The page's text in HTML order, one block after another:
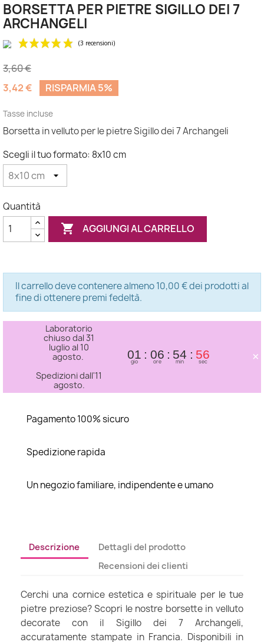
BORSETTA PER PIETRE SIGILLO DEI 7
ARCHANGELI
(3 recensioni)
3,60 €
3,42 €
RISPARMIA 5%
Tasse incluse
Borsetta in velluto per le pietre Sigillo dei 7 Archangeli
Scegli il tuo formato: 8x10 cm
Quantità
 AGGIUNGI AL CARRELLO
Il carrello deve contenere almeno 10,00 € dei prodotti al
fine di ottenere premi fedeltà.
Laboratorio
chiuso dal 31
luglio al 10
agosto.
Spedizioni dall'11
agosto.
01
gio
06
ore
54
min
56
sec ×
Pagamento 100% sicuro
Spedizione rapida
Un negozio familiare, indipendente e umano
Descrizione
Dettagli del prodotto
Recensioni dei clienti
Cerchi una cornice estetica e spirituale per le tue
pietre preziose? Scopri le nostre borsette in velluto
decorate con il Sigillo dei 7 Archangeli,
accuratamente stampate in Francia. Disponibili in